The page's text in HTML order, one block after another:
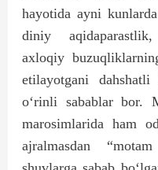
hayotida ayni
diniy
axloqiy
etilayotgani
o‘rinli sabablar bor.
marosimlarida ham
ajralmasdan